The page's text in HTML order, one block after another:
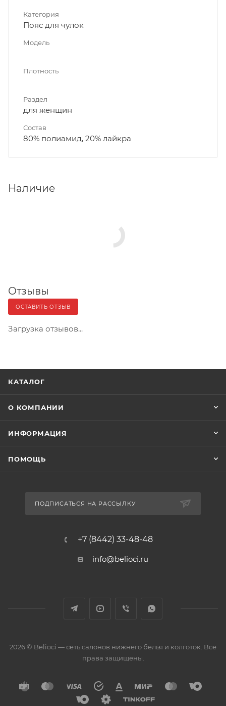
Категория
Пояс для чулок
Модель
Плотность
Раздел
для женщин
Состав
80% полиамид, 20% лайкра
Наличие
Отзывы
ОСТАВИТЬ ОТЗЫВ
Загрузка отзывов...
КАТАЛОГ
О КОМПАНИИ
ИНФОРМАЦИЯ
ПОМОЩЬ
ПОДПИСАТЬСЯ НА РАССЫЛКУ
+7 (8442) 33-48-48
info@belioci.ru
2026 © Belioci — сеть салонов нижнего белья и колготок. Все
права защищены.